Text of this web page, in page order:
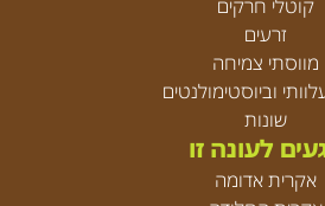
קוטלי חרקים
זרעים
מווסתי צמיחה
וביוסטימולנטים
שונות
לעונה זו
אקרית אדומה